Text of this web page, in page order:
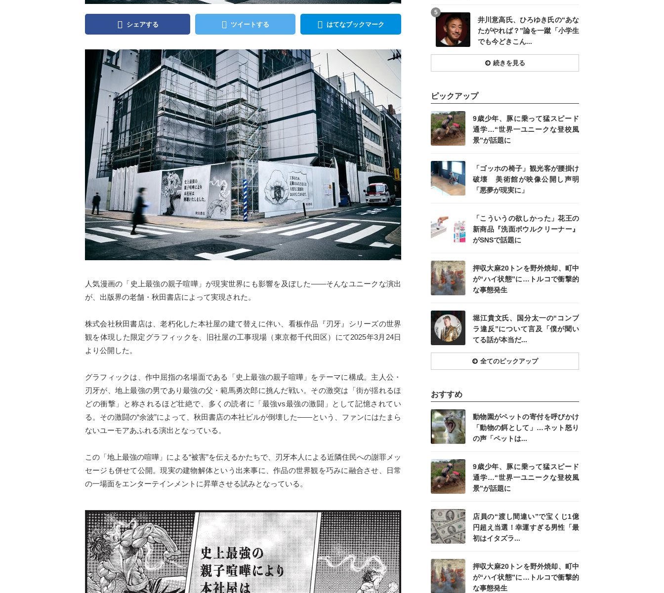
シェアする ツイートする はてなブックマーク
人気漫画の「史上最強の親子喧嘩」が現実世界にも影響を及ぼした――そんなユニークな演出
が、出版界の老舗・秋田書店によって実現された。
株式会社秋田書店は、老朽化した本社屋の建て替えに伴い、看板作品『刃牙』シリーズの世界
観を体現した限定グラフィックを、旧社屋の工事現場（東京都千代田区）にて2025年3月24日
より公開した。
グラフィックは、作中屈指の名場面である「史上最強の親子喧嘩」をテーマに構成。主人公・
刃牙が、地上最強の男であり最強の父・範馬勇次郎に挑んだ戦い。その激突は「街が揺れるほ
どの衝撃」と称されるほど壮絶で、多くの読者に「最強vs最強の激闘」として記憶されてい
る。その激闘の“余波”によって、秋田書店の本社ビルが倒壊した――という、ファンにはたまら
ないユーモアあふれる演出となっている。
この「地上最強の喧嘩」による“被害”を伝えるかたちで、刃牙本人による近隣住民への謝罪メッ
セージも併せて公開。現実の建物解体という出来事に、作品の世界観を巧みに融合させ、日常
の一場面をエンターテインメントに昇華させる試みとなっている。
井川意高氏、ひろゆき氏の“あな
たがやれば？”論を一蹴「小学生
でも今どきこん...
5
続きを見る
ピックアップ
9歳少年、豚に乗って猛スピード
通学…“世界一ユニークな登校風
景”が話題に
記事を読む
「ゴッホの椅子」観光客が腰掛け
破壊 美術館が映像公開し声明
「悪夢が現実に」
記事を読む
「こういうの欲しかった」花王の
新商品『洗面ボウルクリーナー』
がSNSで話題に
記事を読む
押収大麻20トンを野外焼却、町中
が“ハイ状態”に…トルコで衝撃的
な事態発生
記事を読む
堀江貴文氏、国分太一の“コンプ
ラ違反”について言及「僕が聞い
てる話が本当だ...
全てのピックアップ
おすすめ
動物園がペットの寄付を呼びかけ
「動物の餌として」…ネット怒り
の声「ペットは...
記事を読む
9歳少年、豚に乗って猛スピード
通学…“世界一ユニークな登校風
景”が話題に
記事を読む
店員の“渡し間違い”で宝くじ1億
円超え当選！幸運すぎる男性「最
初はイタズラ...
記事を読む
押収大麻20トンを野外焼却、町中
が“ハイ状態”に…トルコで衝撃的
な事態発生
記事を読む